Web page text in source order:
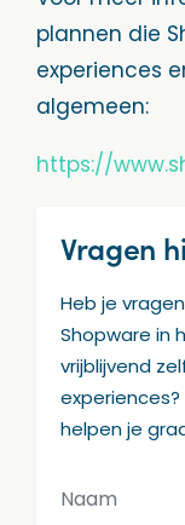
plannen die
experiences
algemeen:
https://
Vragen
Heb je
Shopware in
vrijblijvend
helpen je
Naam